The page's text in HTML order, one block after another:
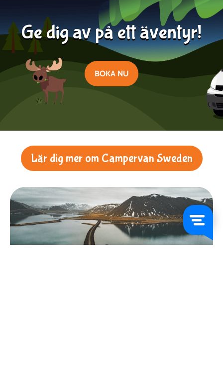
Läs mer
Ge dig av på ett äventyr!
BOKA NU
Lär dig mer om Campervan Sweden